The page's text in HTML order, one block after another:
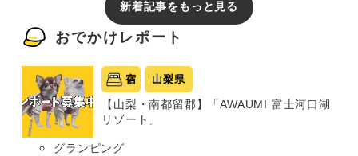
新着記事をもっと見る
おでかけレポート
宿 山梨県
【山梨・南都留郡】「AWAUMI 富士河口湖
リゾート」
グランピング